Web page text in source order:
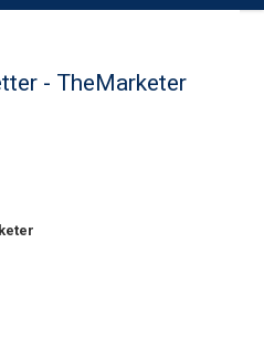
- TheMarketer